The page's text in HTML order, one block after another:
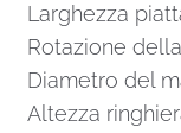
Larghezza
Rotazione
Diametro del
Altezza